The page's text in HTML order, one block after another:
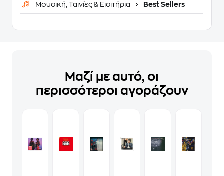
Μουσική, Ταινίες & Εισιτήρια Best Sellers
Μαζί με αυτό, οι
περισσότεροι αγοράζουν